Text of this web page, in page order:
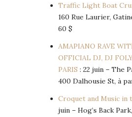
Traffic Light Boat
160 Rue Laurier,
60 $
AMAPIANO RAVE
OFFICIAL DJ, DJ
PARIS : 22 juin – The
400 Dalhousie St, à
Croquet and Music in
juin – Hog’s Back